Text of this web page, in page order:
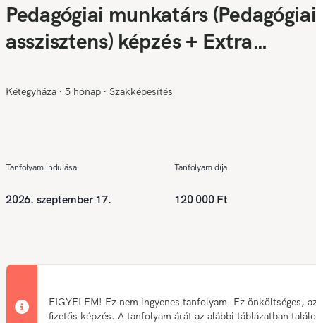
Pedagógiai munkatárs (Pedagógiai
asszisztens) képzés + Extra
Kétegyháza ∙ 5 hónap ∙ Szakképesítés
Tanfolyam indulása
2026. szeptember 17.
Tanfolyam díja
120 000 Ft
FIGYELEM! Ez nem ingyenes tanfolyam. Ez önköltséges,
fizetős képzés. A tanfolyam árát az alábbi táblázatban